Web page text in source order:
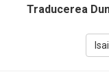
Traducerea